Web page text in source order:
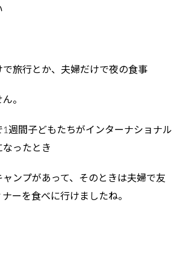
旅行とか、夫婦だけで夜の食事
。
週間子どもたちがインターナショナル
ったとき
ンプがあって、そのときは夫婦で友
ーを食べに行けましたね。